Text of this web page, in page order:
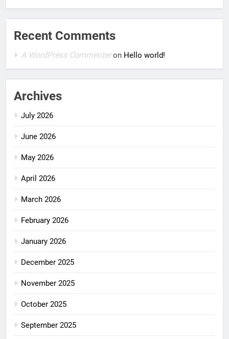
Recent Comments
A WordPress Commenteron Hello world!
Archives
July 2026
June 2026
May 2026
April 2026
March 2026
February 2026
January 2026
December 2025
November 2025
October 2025
September 2025